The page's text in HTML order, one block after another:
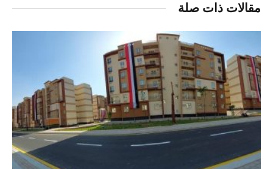
مقالات ذات صلة